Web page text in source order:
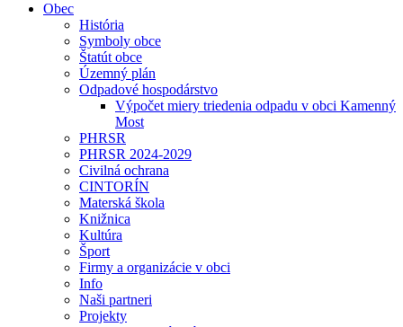
Obec
História
Symboly obce
Štatút obce
Územný plán
Odpadové hospodárstvo
Výpočet miery triedenia odpadu v obci Kamenný
Most
PHRSR
PHRSR 2024-2029
Civilná ochrana
CINTORÍN
Materská škola
Knižnica
Kultúra
Šport
Firmy a organizácie v obci
Info
Naši partneri
Projekty